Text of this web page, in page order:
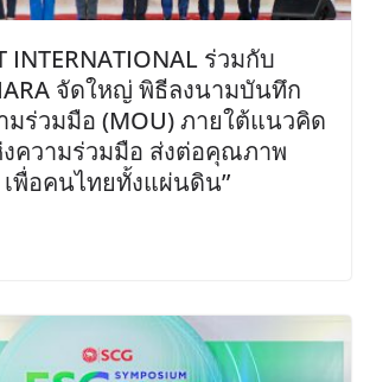
INTERNATIONAL ร่วมกับ
จัดใหญ่ พิธีลงนามบันทึก
มร่วมมือ (MOU) ภายใต้แนวคิด
งความร่วมมือ ส่งต่อคุณภาพ
พื่อคนไทยทั้งแผ่นดิน”